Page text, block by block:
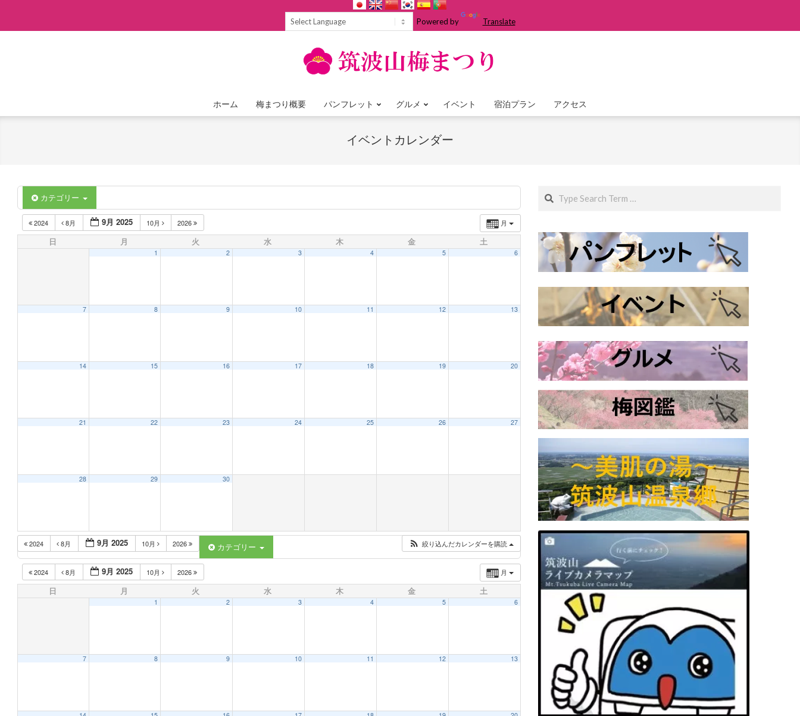
Powered by Translate
Primary
Menu
ホーム 梅まつり概要 パンフレット グルメ イベント 宿泊プラン アクセス
イベントカレンダー
カテゴリー
月
2024 8月 9月 2025 10月 2026
日 月 火 水 木 金 土
1 2 3 4 5 6
7 8 9 10 11 12 13
14 15 16 17 18 19 20
21 22 23 24 25 26 27
28 29 30
2024 8月 9月 2025 10月 2026 絞り込んだカレンダーを購読
カテゴリー
月
2024 8月 9月 2025 10月 2026
日 月 火 水 木 金 土
1 2 3 4 5 6
7 8 9 10 11 12 13
Search